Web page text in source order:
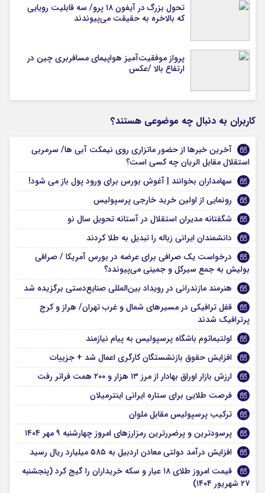
تحول بزرگ در آیفون ۱۸ پرو/ سه قابلیت رویایی
که بالاخره به حقیقت می‌پیوندند
پرواز موفقیت‌آمیز هواپیمای مسافربری چین در
ارتفاع بالا /عکس
کاربران به دنبال چه موضوعی هستند؟
آخرین خبرها از حضور ماتزاری روی نیمکت آبی ها/ سرمربی
استقلال مقابل الریان چه کسی است؟
سهامداران بخوانند | آغوش بورس برای ورود پول باز می شود!
رونمایی از اولین خرید خارجی پرسپولیس
شگفتانه مدیران استقلال در آستانه تحویل سال نو
دانشمندان ایرانی زباله‌ را تبدیل به طلا کردند
درخواست یک صرافی برای عرضه در بورس آمریکا / صرافی
بولیش به جمع سیرکل و جمینی می‌پیوندد؟
هنرمند مازندرانی در رویداد بین‌المللی صنایع‌دستی برگزیده شد
قفل ترافیکی در مسیرهای شمال و غرب تهران/ هراز و کرج
پرترافیک شدند
اولتیماتوم باشگاه پرسپولیس به پیام نیازمند
افزایش حقوق بازنشستگان کارگری اعمال شد + جزییات
ارزش بازار اوراق بهادار از مرز ۱۳ هزار و ۲۰۰ همت فراتر رفت
فرصت طلایی برای ستاره ایرانی اینترمیلان
ترکیب پرسپولیس مقابل ملوان
پرسودترین و پرضررترین رمزارزهای امروز چهارشنبه ۹ مهر ۱۴۰۴
افزایش درآمد دولتی معادن اردبیل به ۵۸۵ میلیارد ریال رسید
قیمت امروز طلای ۱۸ عیار و سکه خریداران را گیج کرد (پنجشنبه
۲۷ شهریور ۱۴۰۴)